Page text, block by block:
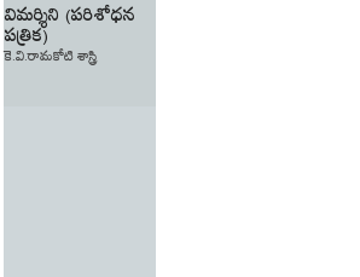
విమర్శిని (పరిశోధన
పత్రిక)
కెె.వి.రామకోటి శాస్త్రి